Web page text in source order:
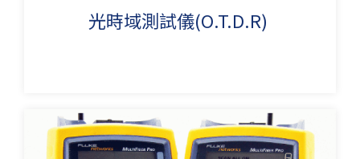
光時域測試儀(O.T.D.R)